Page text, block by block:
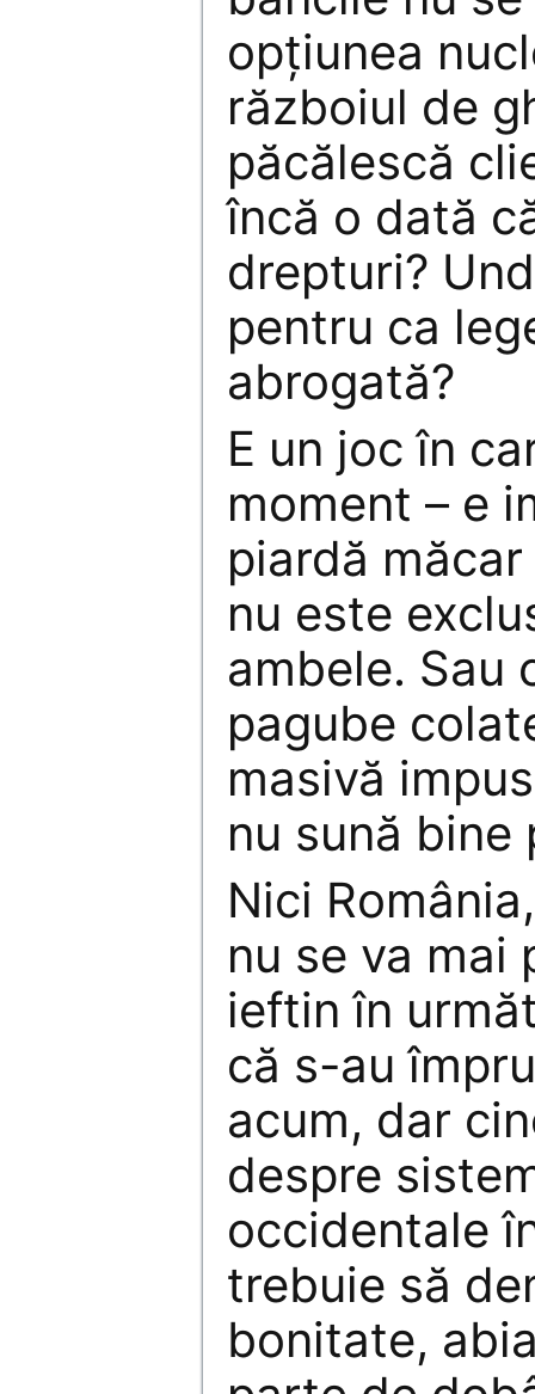
opţiunea
războiul de
păcălescă
încă o dată
drepturi?
pentru ca
abrogată?
E un joc în
moment – e
piardă
nu este
ambele. Sau
pagube
masivă
nu sună
Nici
nu se va mai
ieftin în
că s-au
acum, dar
despre
occidentale
trebuie să
bonitate,